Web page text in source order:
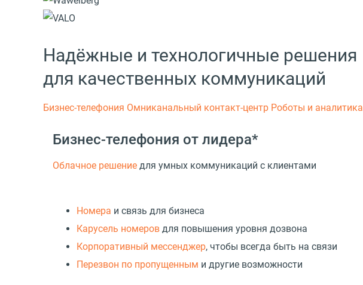
Надёжные и технологичные решения
для качественных коммуникаций
Бизнес-телефония Омниканальный контакт-центр Роботы и аналитика
Бизнес-телефония от лидера*
Облачное решение для умных коммуникаций с клиентами
Номера и связь для бизнеса
Карусель номеров для повышения уровня дозвона
Корпоративный мессенджер, чтобы всегда быть на связи
Перезвон по пропущенным и другие возможности